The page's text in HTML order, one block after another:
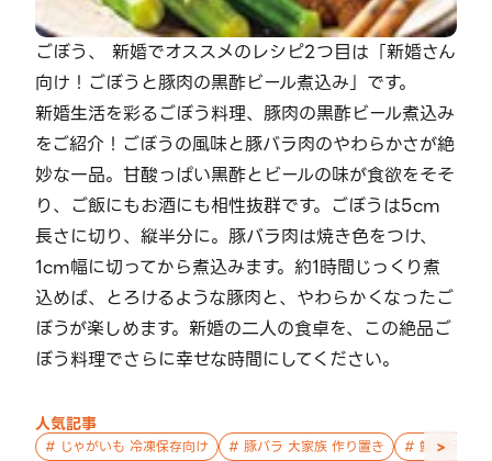
ごぼう、 新婚でオススメのレシピ2つ目は「新婚さん
向け！ごぼうと豚肉の黒酢ビール煮込み」です。
新婚生活を彩るごぼう料理、豚肉の黒酢ビール煮込み
をご紹介！ごぼうの風味と豚バラ肉のやわらかさが絶
妙な一品。甘酸っぱい黒酢とビールの味が食欲をそそ
り、ご飯にもお酒にも相性抜群です。ごぼうは5cm
長さに切り、縦半分に。豚バラ肉は焼き色をつけ、
1cm幅に切ってから煮込みます。約1時間じっくり煮
込めば、とろけるような豚肉と、やわらかくなったご
ぼうが楽しめます。新婚の二人の食卓を、この絶品ご
ぼう料理でさらに幸せな時間にしてください。
人気記事
# じゃがいも 冷凍保存向け # 豚バラ 大家族 作り置き # 鮭 親子 作
>